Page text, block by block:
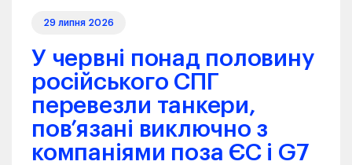
29 липня 2026
У червні понад половину
російського СПГ
перевезли танкери,
пов’язані виключно з
компаніями поза ЄС і G7